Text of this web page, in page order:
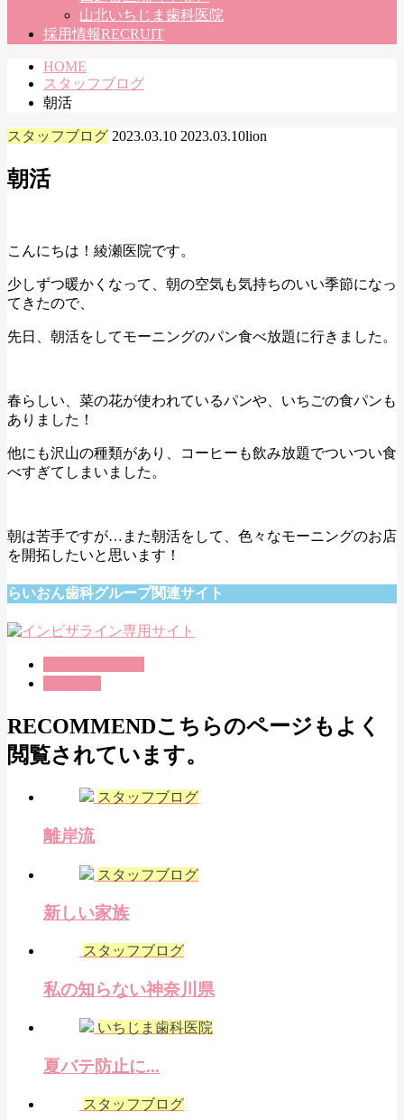
山北いちじま歯科医院
採用情報RECRUIT
HOME
スタッフブログ
朝活
スタッフブログ 2023.03.10 2023.03.10lion
朝活
こんにちは！綾瀬医院です。
少しずつ暖かくなって、朝の空気も気持ちのいい季節になっ
てきたので、
先日、朝活をしてモーニングのパン食べ放題に行きました。
春らしい、菜の花が使われているパンや、いちごの食パンも
ありました！
他にも沢山の種類があり、コーヒーも飲み放題でついつい食
べすぎてしまいました。
朝は苦手ですが…また朝活をして、色々なモーニングのお店
を開拓したいと思います！
らいおん歯科グループ関連サイト
RECOMMENDこちらのページもよく
閲覧されています。
スタッフブログ
離岸流
スタッフブログ
新しい家族
スタッフブログ
私の知らない神奈川県
いちじま歯科医院
夏バテ防止に...
スタッフブログ